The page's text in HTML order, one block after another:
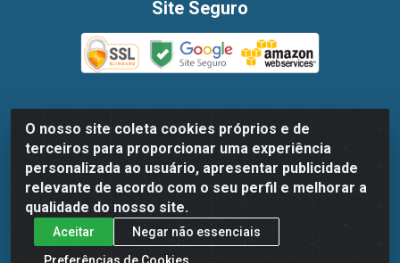
O nosso site coleta cookies próprios e de
terceiros para proporcionar uma experiência
personalizada ao usuário, apresentar publicidade
relevante de acordo com o seu perfil e melhorar a
qualidade do nosso site.
Aceitar
Negar não essenciais
Preferências de Cookies
Site Seguro
Dispan Distribuidora de Alimentos LTDA - Avenida
Marechal Mascarenhas De Moraes, 1048- Imbiribeira,
Recife/PE - CEP 51.170-000 - CNPJ 30.779.584/0003-78